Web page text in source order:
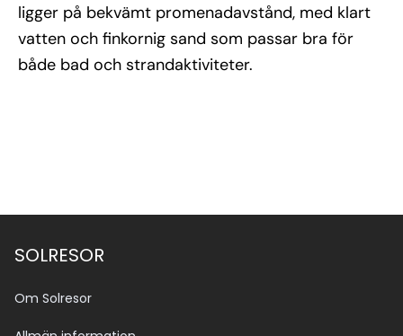
ligger på bekvämt promenadavstånd, med klart
vatten och finkornig sand som passar bra för
både bad och strandaktiviteter.
SOLRESOR
Om Solresor